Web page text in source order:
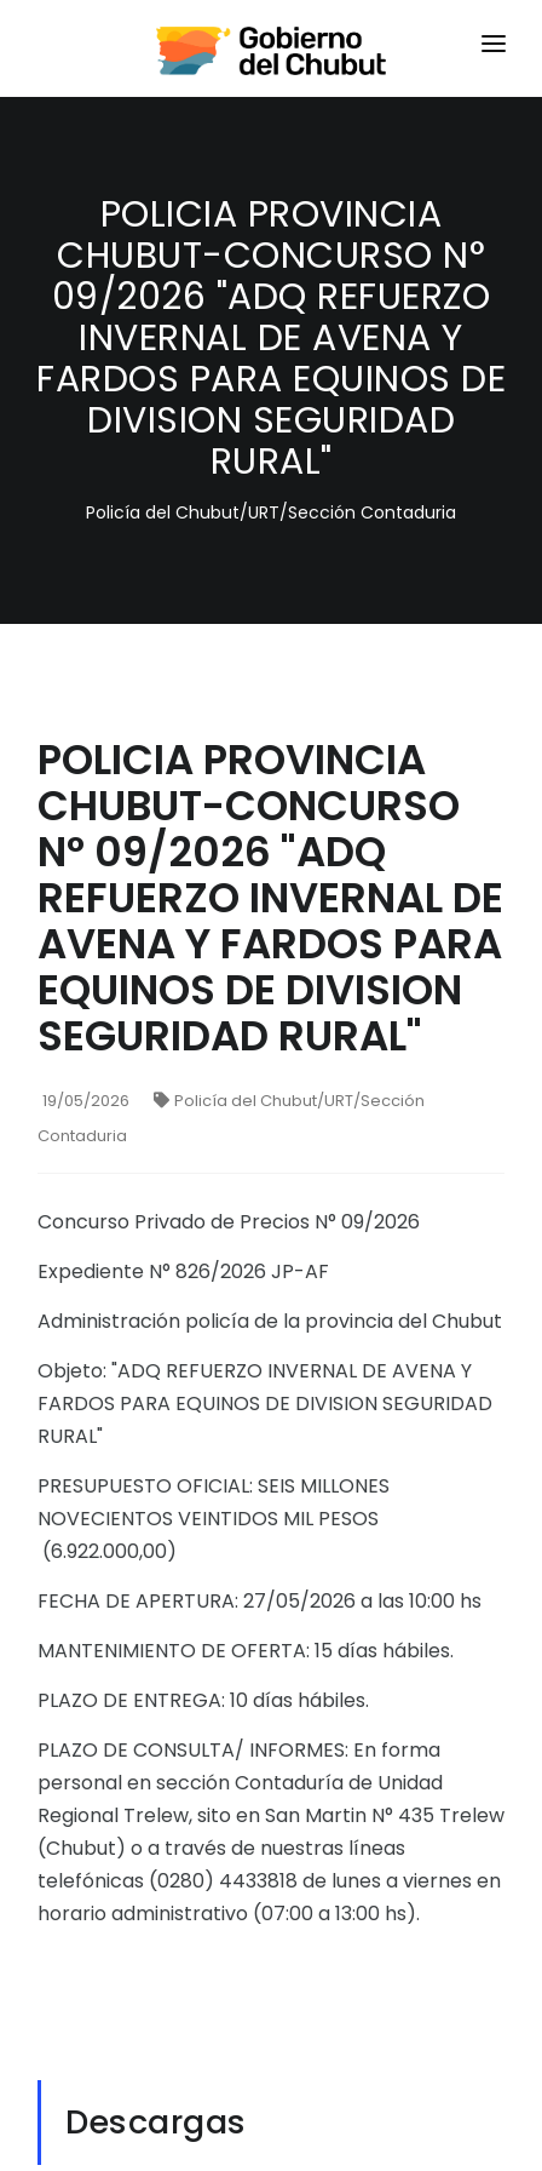
HOME
POLICIA PROVINCIA
CHUBUT-CONCURSO N°
09/2026 "ADQ REFUERZO
INVERNAL DE AVENA Y
FARDOS PARA EQUINOS DE
DIVISION SEGURIDAD
RURAL"
Policía del Chubut/URT/Sección Contaduria
POLICIA PROVINCIA
CHUBUT-CONCURSO
N° 09/2026 "ADQ
REFUERZO INVERNAL DE
AVENA Y FARDOS PARA
EQUINOS DE DIVISION
SEGURIDAD RURAL"
19/05/2026
Policía del Chubut/URT/Sección
Contaduria
Concurso Privado de Precios N° 09/2026
Expediente N° 826/2026 JP-AF
Administración policía de la provincia del Chubut
Objeto: "ADQ REFUERZO INVERNAL DE AVENA Y
FARDOS PARA EQUINOS DE DIVISION SEGURIDAD
RURAL"
PRESUPUESTO OFICIAL: SEIS MILLONES
NOVECIENTOS VEINTIDOS MIL PESOS
(6.922.000,00)
FECHA DE APERTURA: 27/05/2026 a las 10:00 hs
MANTENIMIENTO DE OFERTA: 15 días hábiles.
PLAZO DE ENTREGA: 10 días hábiles.
PLAZO DE CONSULTA/ INFORMES: En forma
personal en sección Contaduría de Unidad
Regional Trelew, sito en San Martin N° 435 Trelew
(Chubut) o a través de nuestras líneas
telefónicas (0280) 4433818 de lunes a viernes en
horario administrativo (07:00 a 13:00 hs).
Descargas